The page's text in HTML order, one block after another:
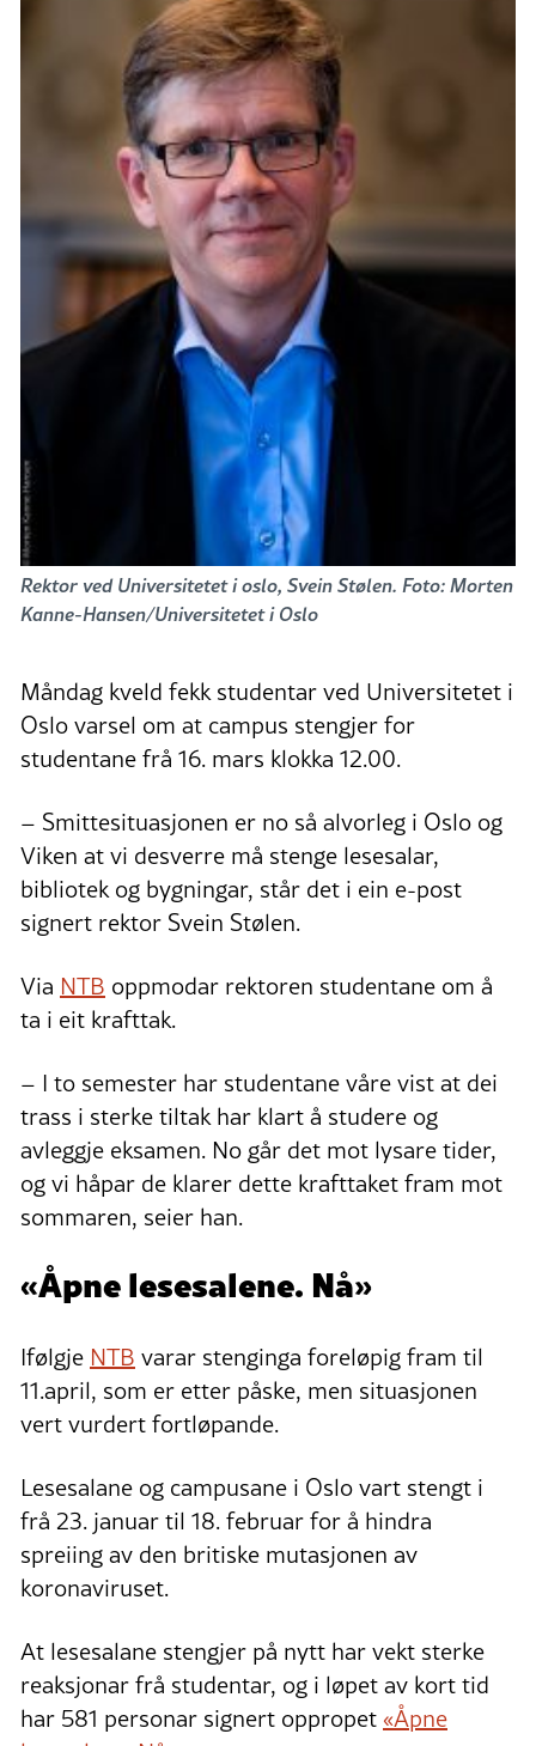
Rektor ved Universitetet i oslo, Svein Stølen. Foto: Morten
Kanne-Hansen/Universitetet i Oslo
Måndag kveld fekk studentar ved Universitetet i
Oslo varsel om at campus stengjer for
studentane frå 16. mars klokka 12.00.
– Smittesituasjonen er no så alvorleg i Oslo og
Viken at vi desverre må stenge lesesalar,
bibliotek og bygningar, står det i ein e-post
signert rektor Svein Stølen.
Via NTB oppmodar rektoren studentane om å
ta i eit krafttak.
– I to semester har studentane våre vist at dei
trass i sterke tiltak har klart å studere og
avleggje eksamen. No går det mot lysare tider,
og vi håpar de klarer dette krafttaket fram mot
sommaren, seier han.
«Åpne lesesalene. Nå»
Ifølgje NTB varar stenginga foreløpig fram til
11.april, som er etter påske, men situasjonen
vert vurdert fortløpande.
Lesesalane og campusane i Oslo vart stengt i
frå 23. januar til 18. februar for å hindra
spreiing av den britiske mutasjonen av
koronaviruset.
At lesesalane stengjer på nytt har vekt sterke
reaksjonar frå studentar, og i løpet av kort tid
har 581 personar signert oppropet «Åpne